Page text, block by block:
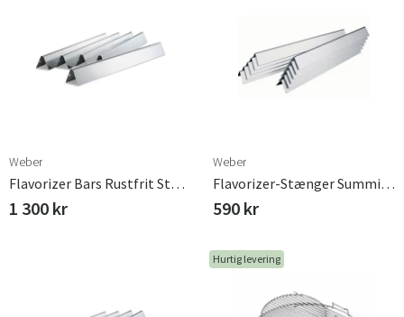
Weber
Flavorizer Bars Rustfrit Stål Genesis 2007-2010 Weber
1 300 kr
Weber
Flavorizer-Stænger Summit 400+600-Serien (2007-)
590 kr
Hurtig levering